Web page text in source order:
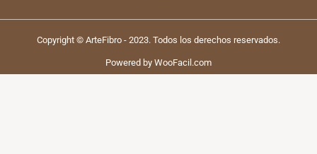
Copyright © ArteFibro - 2023. Todos los derechos reservados.
Powered by WooFacil.com